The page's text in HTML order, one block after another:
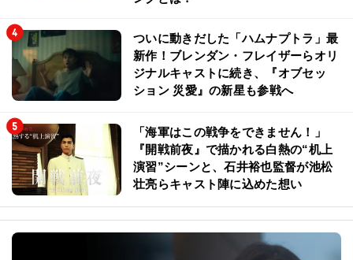
ついに動きだした「ハムナプトラ」最
新作！ブレンダン・フレイザーらオリ
ジナルキャストに続き、『オブセッ
ション 災愛』の新星も参戦へ
「海軍はこの戦争をできません！」
『開戦前夜』で描かれる白熱の“机上
演習”シーンと、石井裕也監督が池松
壮亮らキャスト陣に込めた想い